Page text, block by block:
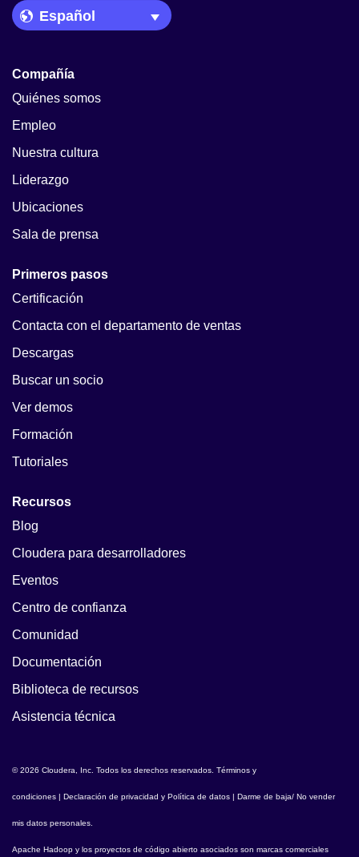
Language Picker
Compañía
Quiénes somos
Empleo
Nuestra cultura
Liderazgo
Ubicaciones
Sala de prensa
Primeros pasos
Certificación
Contacta con el departamento de ventas
Descargas
Buscar un socio
Ver demos
Formación
Tutoriales
Recursos
Blog
Cloudera para desarrolladores
Eventos
Centro de confianza
Comunidad
Documentación
Biblioteca de recursos
Asistencia técnica
© 2026 Cloudera, Inc. Todos los derechos reservados. Términos y
condiciones | Declaración de privacidad y Política de datos | Darme de baja/ No vender
mis datos personales
Apache Hadoop y los proyectos de código abierto asociados son marcas comerciales